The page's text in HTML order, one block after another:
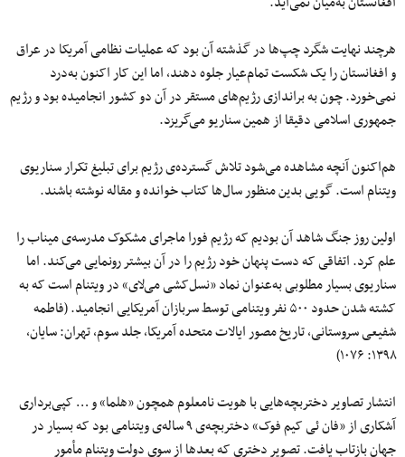
هرچند نهایت شگرد چپ‌ها در گذشته آن بود که عملیات نظامی آمریکا در عراق
و افغانستان را یک شکست تمام‌عیار جلوه دهند، اما این کار اکنون به‌درد
نمی‌خورد. چون به براندازی رژیم‌های مستقر در آن دو کشور انجامیده بود و رژیم
جمهوری اسلامی دقیقا از همین سناریو می‌گریزد.
هم‌اکنون آنچه مشاهده می‌شود تلاش گسترده‌ی رژیم برای تبلیغ تکرار سناریوی
ویتنام است. گویی بدین منظور سال‌ها کتاب خوانده و مقاله نوشته باشند.
اولین روز جنگ شاهد آن بودیم که رژیم فورا ماجرای مشکوک مدرسه‌ی میناب را
علم کرد. اتفاقی که دست پنهان خود رژیم را در آن بیشتر رونمایی می‌کند. اما
سناریوی بسیار مطلوبی به‌عنوان نماد «نسل‌کشی می‌لای» در ویتنام است که به
کشته شدن حدود ۵۰۰ نفر ویتنامی توسط سربازان آمریکایی انجامید. (فاطمه
شفیعی سروستانی، تاریخ مصور ایالات متحده آمریکا، جلد سوم، تهران: سایان،
۱۳۹۸: ۱۰۷۶)
انتشار تصاویر دختربچه‌هایی با هویت نامعلوم همچون «هلما» و … کپی‌برداری
آشکاری از «فان ئی کیم فوک» دختربچه‌ی ۹ ساله‌ی ویتنامی بود که بسیار در
جهان بازتاب یافت. تصویر دختری که بعدها از سوی دولت ویتنام مأمور